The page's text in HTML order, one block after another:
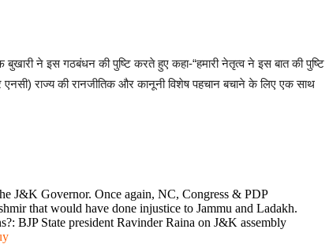
बुखारी ने इस गठबंधन की पुष्टि करते हुए कहा-“हमारी नेतृत्व ने इस बात की पुष्टि
एनसी) राज्य की रानजीतिक और कानूनी विशेष पहचान बचाने के लिए एक साथ
J&K Governor. Once again, NC, Congress & PDP
that would have done injustice to Jammu and Ladakh.
BJP State president Ravinder Raina on J&K assembly